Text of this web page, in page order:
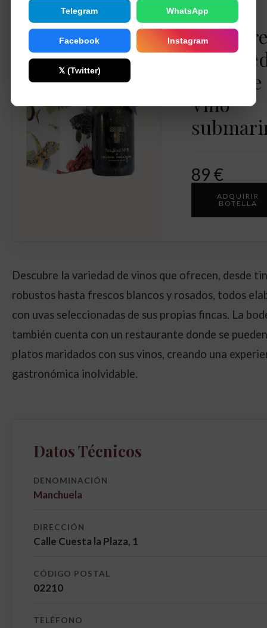
Crusoe
Pack
&
Vino
89 €
ADQUIRIR
BOTELLA
Descubre la variedad de vinos que ofrecen, desde
robustos hasta frescos blancos y rosados, todos
con uvas seleccionadas de sus propias fincas. La
también cuenta con un restaurante donde se
platos maridados con sus vinos, creando una
gastronómica inolvidable.
Datos Técnicos
DENOMINACIÓN
Manchuela
DIRECCIÓN
Calle Cuesta la Plaza, 1
CÓDIGO POSTAL
02210
TELÉFONO
Telegram WhatsApp
Facebook Instagram
𝕏 (Twitter)